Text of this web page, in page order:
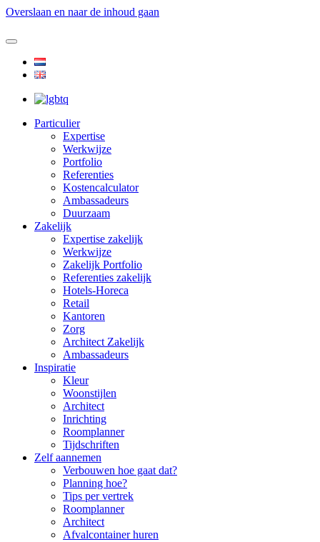
Overslaan en naar de inhoud gaan
Particulier
Expertise
Werkwijze
Portfolio
Referenties
Kostencalculator
Ambassadeurs
Duurzaam
Zakelijk
Expertise zakelijk
Werkwijze
Zakelijk Portfolio
Referenties zakelijk
Hotels-Horeca
Retail
Kantoren
Zorg
Architect Zakelijk
Ambassadeurs
Inspiratie
Kleur
Woonstijlen
Architect
Inrichting
Roomplanner
Tijdschriften
Zelf aannemen
Verbouwen hoe gaat dat?
Planning hoe?
Tips per vertrek
Roomplanner
Architect
Afvalcontainer huren